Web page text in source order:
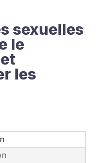
sexuelles
le
les